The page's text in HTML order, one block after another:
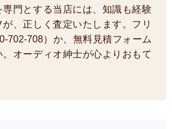
門とする当店には、知識も経験
が、正しく査定いたします。フリ
702-708）か、無料見積フォーム
オーディオ紳士が心よりおもて